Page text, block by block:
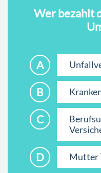
Wer bezahlt
A
B
C
D Mutter